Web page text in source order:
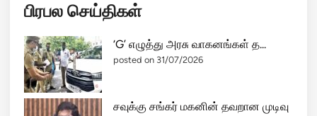
பிரபல செய்திகள்
‘G’ எழுத்து அரசு வாகனங்கள் த...
posted on 31/07/2026
சவுக்கு சங்கர் மகனின் தவறான முடிவு